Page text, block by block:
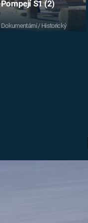
Pompejí S1 (2)
Dokumentární / Historický